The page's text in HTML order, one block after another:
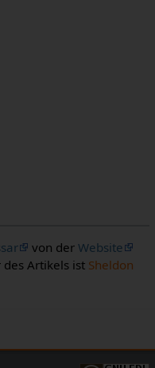
von der Website
Artikels ist Sheldon